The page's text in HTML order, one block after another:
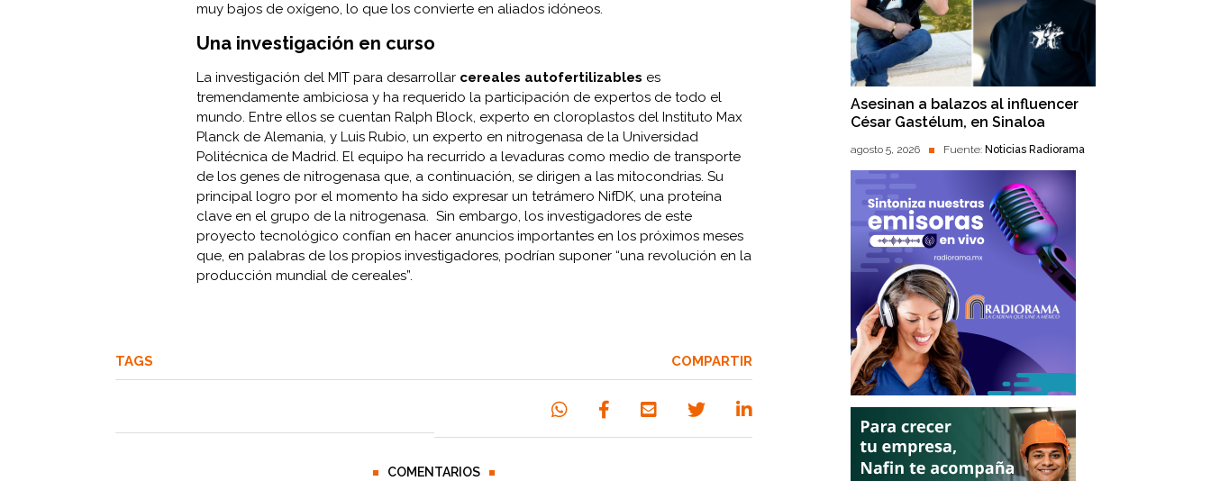
muy bajos de oxígeno, lo que los convierte en aliados idóneos.
Una investigación en curso
La investigación del MIT para desarrollar cereales autofertilizables es
tremendamente ambiciosa y ha requerido la participación de expertos de todo el
mundo. Entre ellos se cuentan Ralph Block, experto en cloroplastos del Instituto Max
Planck de Alemania, y Luis Rubio, un experto en nitrogenasa de la Universidad
Politécnica de Madrid. El equipo ha recurrido a levaduras como medio de transporte
de los genes de nitrogenasa que, a continuación, se dirigen a las mitocondrias. Su
principal logro por el momento ha sido expresar un tetrámero NifDK, una proteína
clave en el grupo de la nitrogenasa. Sin embargo, los investigadores de este
proyecto tecnológico confían en hacer anuncios importantes en los próximos meses
que, en palabras de los propios investigadores, podrían suponer “una revolución en la
producción mundial de cereales”.
TAGS COMPARTIR
COMENTARIOS
Asesinan a balazos al influencer
César Gastélum, en Sinaloa
agosto 5, 2026 Fuente: Noticias Radiorama